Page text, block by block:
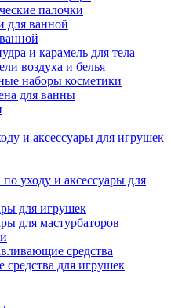
палочки
для ванной
и карамель для тела
воздуха и белья
наборы косметики
для ванны
и аксессуары для игрушек
по уходу и аксессуары для
для игрушек
для мастурбаторов
средства
средства для игрушек